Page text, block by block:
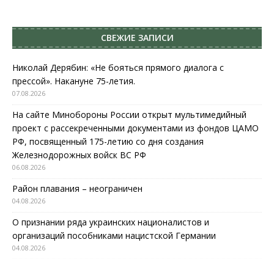
СВЕЖИЕ ЗАПИСИ
Николай Дерябин: «Не бояться прямого диалога с
прессой». Накануне 75-летия.
07.08.2026
На сайте Минобороны России открыт мультимедийный
проект с рассекреченными документами из фондов ЦАМО
РФ, посвященный 175-летию со дня создания
Железнодорожных войск ВС РФ
06.08.2026
Район плавания – неограничен
04.08.2026
О признании ряда украинских националистов и
организаций пособниками нацистской Германии
04.08.2026